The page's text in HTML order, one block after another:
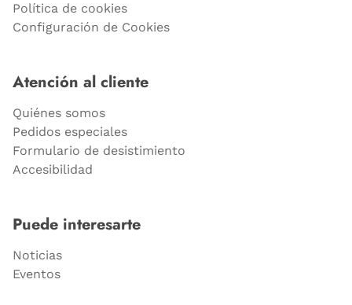
Política de cookies
Configuración de Cookies
Atención al cliente
Quiénes somos
Pedidos especiales
Formulario de desistimiento
Accesibilidad
Puede interesarte
Noticias
Eventos